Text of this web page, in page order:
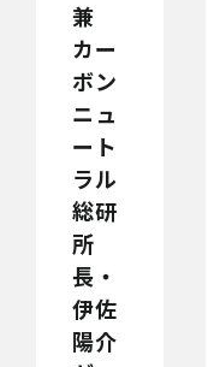
兼
カー
ボン
ニュ
ート
ラル
総研
所
長・
伊佐
陽介